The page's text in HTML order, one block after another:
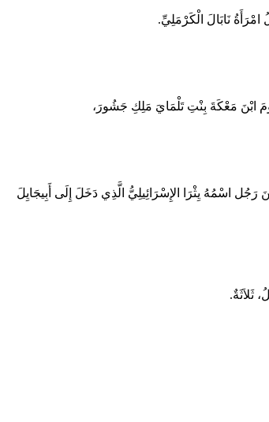
امْرَأَةُ نَابَالَ الْكَرْمَلِيِّ.
ابْنَ مَعْكَةَ بِنْتِ تَلْمَايَ مَلِكِ جَشُورَ،
اسْمُهُ يِثْرَا الإِسْرَائِيلِيُّ الَّذِي دَخَلَ إِلَى أَبِيجَايِلَ
ثَلاَثَةٌ.